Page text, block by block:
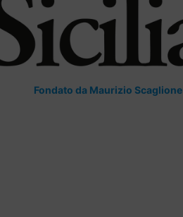
Fondato da Maurizio Scaglione